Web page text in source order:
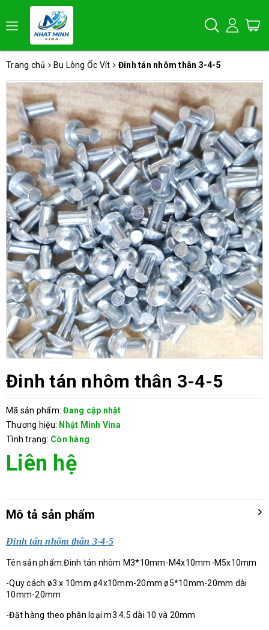
Trang chủ Bu Lông Ốc Vít Đinh tán nhôm thân 3-4-5
Đinh tán nhôm thân 3-4-5
Mã sản phẩm: Đang cập nhật
Thương hiệu: Nhật Minh Vina
Tình trạng: Còn hàng
Liên hệ
Mô tả sản phẩm
Đinh tán nhôm thân 3-4-5
Tên sản phẩm:Đinh tán nhôm M3*10mm-M4x10mm-M5x10mm
-Quy cách ø3 x 10mm ø4x10mm-20mm ø5*10mm-20mm dài
10mm-20mm
-Đặt hàng theo phân loại m3.4.5 dài 10 và 20mm